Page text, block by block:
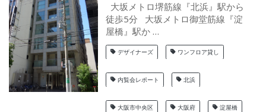
大坂メトロ堺筋線『北浜』駅から
徒歩5分 大坂メトロ御堂筋線『淀
屋橋』駅か …
デザイナーズ ワンフロア貸し
内覧会レポート 北浜
大阪市中央区 大阪府 淀屋橋